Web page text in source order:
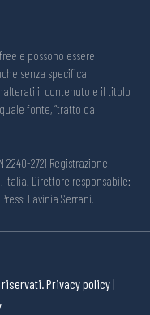
e possono essere
senza specifica
il contenuto e il titolo
fonte, “tratto da
2240-2721 Registrazione
Italia. Direttore responsabile:
Lavinia Serrani.
Privacy policy|